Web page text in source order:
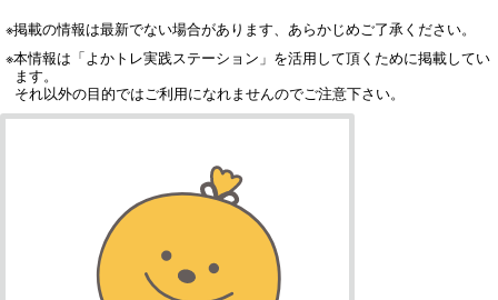
※掲載の情報は最新でない場合があります、あらかじめご了承ください。
※本情報は「よかトレ実践ステーション」を活用して頂くために掲載してい
ます。
それ以外の目的ではご利用になれませんのでご注意下さい。